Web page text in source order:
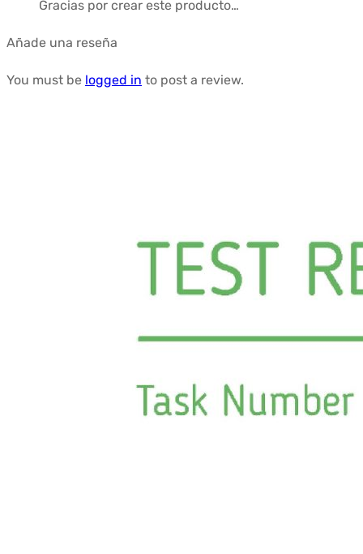
Gracias por crear este producto…
Añade una reseña
You must be logged in to post a review.